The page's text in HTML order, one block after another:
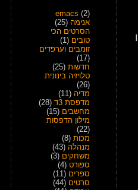
emacs (2)
אנימה (25)
הסרטים הכי
טובים (1)
זומבים וערפדים
(17)
חדשות (25)
טלויזיה בינונית
(26)
מדיה (11)
מדפסת 3ד
(28)
מחשבים (15)
מילון הדפסות
(22)
מכות (8)
מנהלה (43)
משחקים (3)
ספורט (4)
ספרים (11)
סרטים (44)